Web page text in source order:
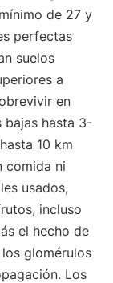
de 27 y
perfectas
suelos
a
en
bajas hasta 3-
10 km
comida ni
usados,
incluso
el hecho de
glomérulos
Los